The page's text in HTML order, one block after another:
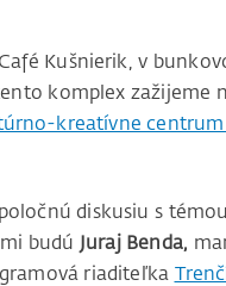
Kušnierik, v
komplex zažijeme
kreatívne centrum
diskusiu s
budú Juraj Benda,
riaditeľka